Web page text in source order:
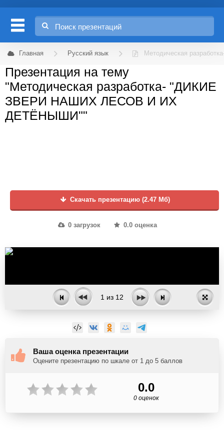
Главная Русский язык Методическая
Презентация на тему
"Методическая разработка- "ДИКИЕ
ЗВЕРИ НАШИХ ЛЕСОВ И ИХ
ДЕТЁНЫШИ""
Скачать презентацию (2.47 Мб)
0 загрузок 0.0 оценка
1 из 12
Ваша оценка презентации
Оцените презентацию по шкале от 1 до 5 баллов
0.0
0 оценок